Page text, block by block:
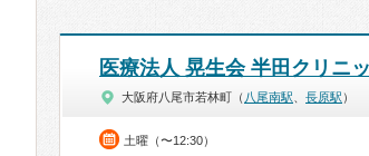
医療法人 晃生会 半田クリニ
大阪府八尾市若林町（ 八尾南駅 長原駅 ）
土曜（〜12:30）